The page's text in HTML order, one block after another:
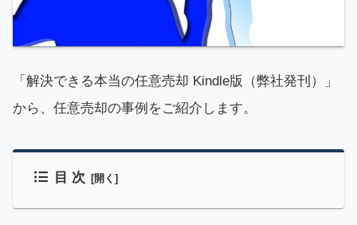
「解決できる本当の任意売却 Kindle版（弊社発刊）」
から、任意売却の事例をご紹介します。
目 次